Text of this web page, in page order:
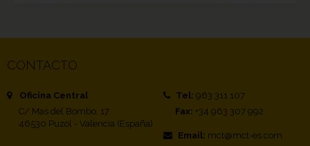
CONTACTO
Oficina Central
C/ Mas del Bombo, 17
46530 Puzol - Valencia (España)
Tel: 963 311 107
Fax: +34 963 307 992
Email: mct@mct-es.com